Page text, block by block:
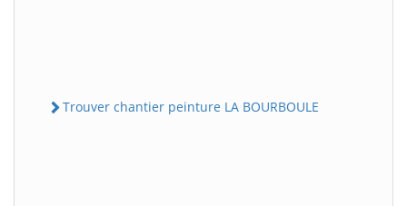
Trouver chantier peinture LA BOURBOULE